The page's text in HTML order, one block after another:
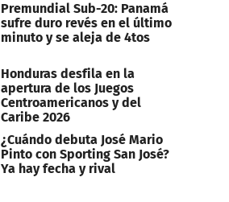
Premundial Sub-20: Panamá
sufre duro revés en el último
minuto y se aleja de 4tos
Honduras desfila en la
apertura de los Juegos
Centroamericanos y del
Caribe 2026
¿Cuándo debuta José Mario
Pinto con Sporting San José?
Ya hay fecha y rival